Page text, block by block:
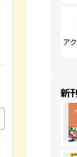
ア
新